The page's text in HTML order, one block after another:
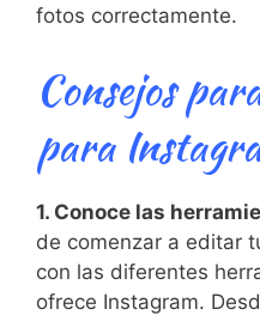
fotos correctamente.
Consejos
para
1. Conoce las
⁤de comenzar a editar
con las diferentes
ofrece Instagram.​